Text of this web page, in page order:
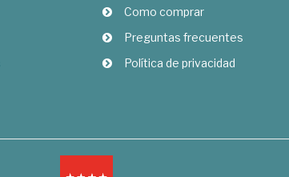
Como comprar
Preguntas frecuentes
Política de privacidad